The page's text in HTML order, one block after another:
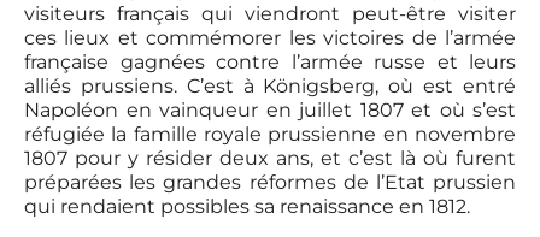
visiteurs français qui viendront peut-être visiter
ces lieux et commémorer les victoires de l’armée
française gagnées contre l’armée russe et leurs
alliés prussiens. C’est à Königsberg, où est entré
Napoléon en vainqueur en juillet 1807 et où s’est
réfugiée la famille royale prussienne en novembre
1807 pour y résider deux ans, et c’est là où furent
préparées les grandes réformes de l’Etat prussien
qui rendaient possibles sa renaissance en 1812.